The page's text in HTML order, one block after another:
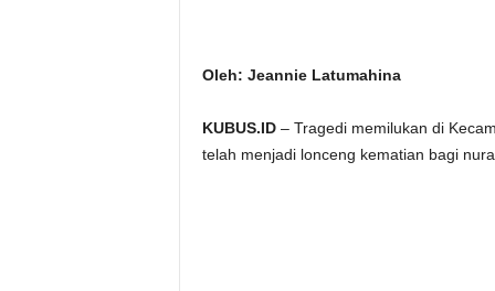
Oleh: Jeannie Latumahina
KUBUS.ID– Tragedi memilukan di
telah menjadi lonceng kematian bagi